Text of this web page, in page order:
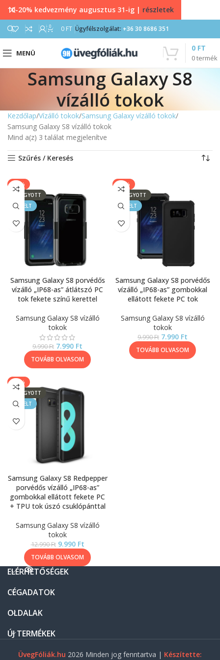
0 0 FT Ügyfélszolgálat: +36 30 8686 351
MENÜ
0termék
0 FT
Samsung Galaxy S8
vízálló tokok
Kezdőlap Vízálló tokok Samsung Galaxy vízálló tokok
Samsung Galaxy S8 vízálló tokok
Mind a(z) 3 találat megjelenítve
Szűrés / Keresés
-20%
ELFOGYOTT
KIEMELT
Samsung Galaxy S8 porvédős
vízálló „IP68-as” átlátszó PC
tok fekete színű kerettel
Samsung Galaxy S8 vízálló
tokok
9.990Ft 7.990 Ft
TOVÁBB OLVASOM
-20%
ELFOGYOTT
KIEMELT
Samsung Galaxy S8 porvédős
vízálló „IP68-as” gombokkal
ellátott fekete PC tok
Samsung Galaxy S8 vízálló
tokok
9.990Ft 7.990 Ft
TOVÁBB OLVASOM
-23%
ELFOGYOTT
KIEMELT
Samsung Galaxy S8 Redpepper
porvédős vízálló „IP68-as”
gombokkal ellátott fekete PC
+ TPU tok úszó csuklópánttal
Samsung Galaxy S8 vízálló
tokok
12.990Ft 9.990 Ft
TOVÁBB OLVASOM
ELÉRHETŐSÉGEK
CÉGADATOK
OLDALAK
ÚJ TERMÉKEK
ÜvegFóliák.hu 2026 Minden jog fenntartva | Készítette:
10-20% kedvezmény augusztus 31-ig | részletek